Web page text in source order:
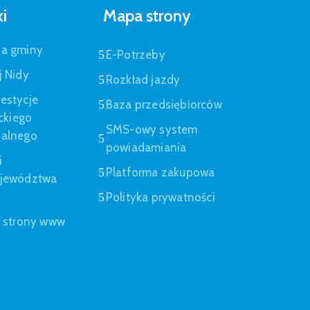
gminy
Nidy
strony www
Mapa strony
E-Potrzeby
Rozkład jazdy
Baza przedsiębiorców
SMS-owy system
powiadamiania
Platforma zakupowa
Polityka prywatności